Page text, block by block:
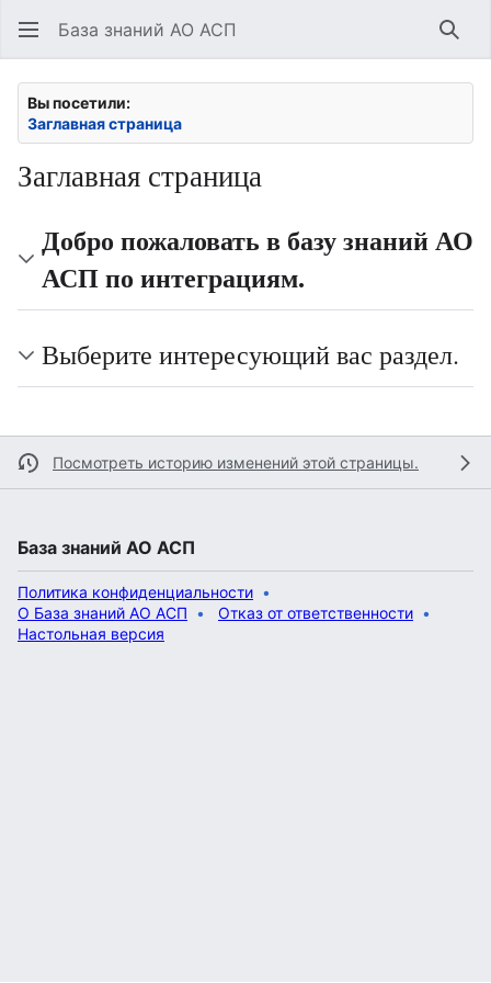
База знаний АО АСП
Вы посетили:
Заглавная страница
Заглавная страница
Добро пожаловать в базу знаний АО
АСП по интеграциям.
Выберите интересующий вас раздел.
Посмотреть историю изменений этой страницы.
База знаний АО АСП
Политика конфиденциальности
О База знаний АО АСП
Отказ от ответственности
Настольная версия